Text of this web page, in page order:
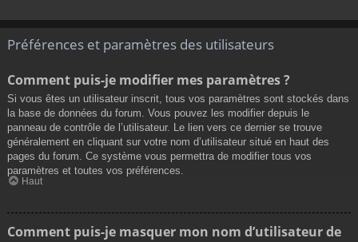
Préférences et paramètres des utilisateurs
Comment puis-je modifier mes paramètres ?
Si vous êtes un utilisateur inscrit, tous vos paramètres sont stockés dans
la base de données du forum. Vous pouvez les modifier depuis le
panneau de contrôle de l’utilisateur. Le lien vers ce dernier se trouve
généralement en cliquant sur votre nom d’utilisateur situé en haut des
pages du forum. Ce système vous permettra de modifier tous vos
paramètres et toutes vos préférences.
Haut
Comment puis-je masquer mon nom d’utilisateur de